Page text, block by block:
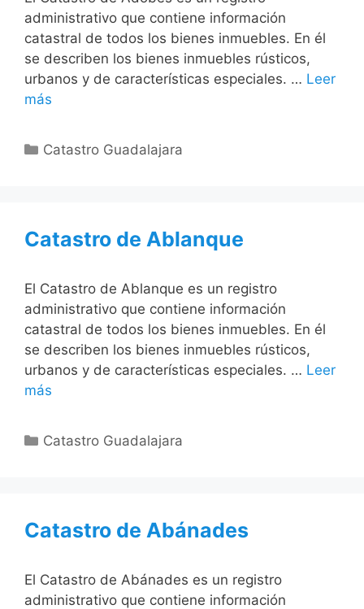
administrativo que contiene información
catastral de todos los bienes inmuebles. En él
se describen los bienes inmuebles rústicos,
urbanos y de características especiales. … Leer
más
Categorías
Catastro Guadalajara
Catastro de Ablanque
El Catastro de Ablanque es un registro
administrativo que contiene información
catastral de todos los bienes inmuebles. En él
se describen los bienes inmuebles rústicos,
urbanos y de características especiales. … Leer
más
Categorías
Catastro Guadalajara
Catastro de Abánades
El Catastro de Abánades es un registro
administrativo que contiene información